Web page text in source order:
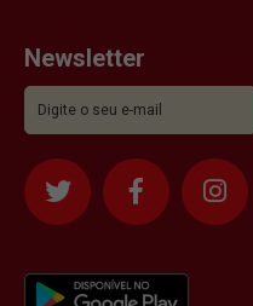
Newsletter